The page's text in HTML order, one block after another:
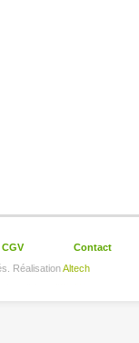
CGV
Contact
RéalisationAltech